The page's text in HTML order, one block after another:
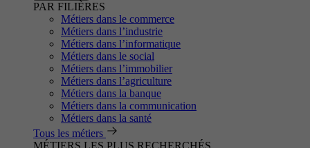
PAR FILIÈRES
Métiers dans le commerce
Métiers dans l’industrie
Métiers dans l’informatique
Métiers dans le social
Métiers dans l’immobilier
Métiers dans l’agriculture
Métiers dans la banque
Métiers dans la communication
Métiers dans la santé
Tous les métiers
MÉTIERS LES PLUS RECHERCHÉS